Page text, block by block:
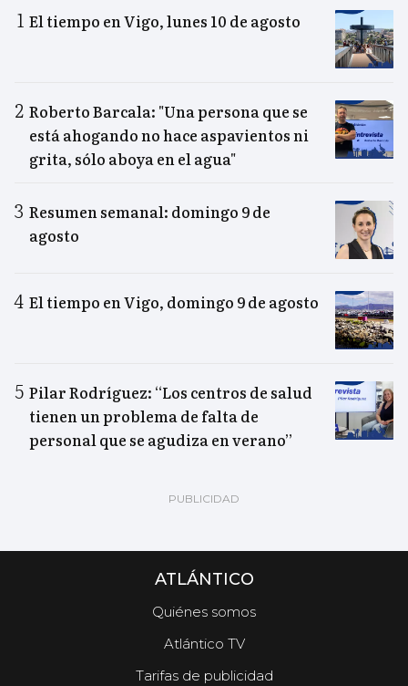
El tiempo en Vigo, lunes 10 de agosto
Roberto Barcala: "Una persona que se
está ahogando no hace aspavientos ni
grita, sólo aboya en el agua"
Resumen semanal: domingo 9 de
agosto
El tiempo en Vigo, domingo 9 de agosto
Pilar Rodríguez: “Los centros de salud
tienen un problema de falta de
personal que se agudiza en verano”
ATLÁNTICO
Quiénes somos
Atlántico TV
Tarifas de publicidad